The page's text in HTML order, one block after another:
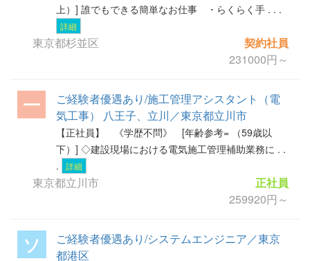
上）] 誰でもできる簡単なお仕事 ・らくらく手 . . .
詳細
東京都杉並区
契約社員
231000円～
一
ご経験者優遇あり/施工管理アシスタント（電
気工事） 八王子、立川／東京都立川市
【正社員】 《学歴不問》 [年齢参考= （59歳以
下）] ◇建設現場における電気施工管理補助業務に . .
.
詳細
東京都立川市
正社員
259920円～
ソ
ご経験者優遇あり/システムエンジニア／東京
都港区